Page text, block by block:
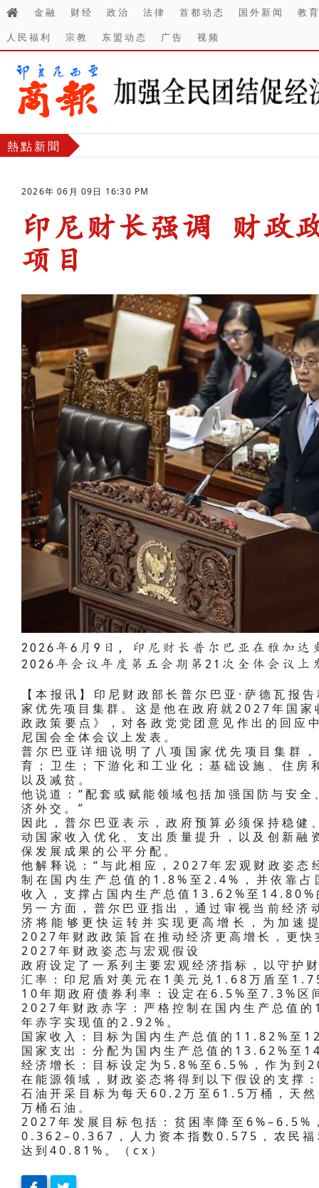
金融 财经 政治 法律 首都动态 国外新闻
教
人民福利
宗教 东盟动态 广告 视频
熱點新聞
2026年 06月 09日 16:30 PM
印尼财长强调 财政
项目
2026年6月9日，印尼财长普尔巴亚在雅加
2026年会议年度第五会期第21次全体会议上
【本报讯】印尼财政部长普尔巴亚·萨德瓦报
家优先项目集群。这是他在政府就2027年国
政政策要点》，对各政党党团意见作出的回应
尼国会全体会议上发表。
普尔巴亚详细说明了八项国家优先项目集群
育；卫生；下游化和工业化；基础设施、住
以及减贫。
他说道：“配套或赋能领域包括加强国防与安
济外交。”
因此，普尔巴亚表示，政府预算必须保持稳
动国家收入优化、支出质量提升，以及创新
保发展成果的公平分配。
他解释说：“与此相应，2027年宏观财政姿态
制在国内生产总值的1.8%至2.4%，并依靠
收入，支撑占国内生产总值13.62%至14.80%
另一方面，普尔巴亚指出，通过审视当前经
济将能够更快运转并实现更高增长，为加速
2027年财政政策旨在推动经济更高增长，更快
2027年财政姿态与宏观假设
政府设定了一系列主要宏观经济指标，以守护
汇率：印尼盾对美元在1美元兑1.68万盾至
10年期政府债券利率：设定在6.5%至7.3%区
2027年财政赤字：严格控制在国内生产总值
年赤字实现值的2.92%。
国家收入：目标为国内生产总值的11.82%至
国家支出：分配为国内生产总值的13.62%至
经济增长：目标设定为5.8%至6.5%，作为到
在能源领域，财政姿态将得到以下假设的支撑
石油开采目标为每天60.2万至61.5万桶，天
万桶石油。
2027年发展目标包括：贫困率降至
0.362–0.367，人力资本指数0.575，农民
达到40.81%。（cx）